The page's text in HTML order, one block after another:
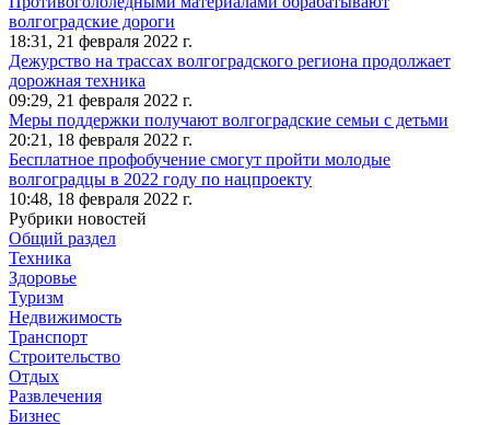
волгоградские дороги
18:31, 21 февраля 2022 г.
Дежурство на трассах волгоградского региона продолжает
дорожная техника
09:29, 21 февраля 2022 г.
Меры поддержки получают волгоградские семьи с детьми
20:21, 18 февраля 2022 г.
Бесплатное профобучение смогут пройти молодые
волгоградцы в 2022 году по нацпроекту
10:48, 18 февраля 2022 г.
Рубрики новостей
Общий раздел
Техника
Здоровье
Туризм
Недвижимость
Транспорт
Строительство
Отдых
Развлечения
Бизнес